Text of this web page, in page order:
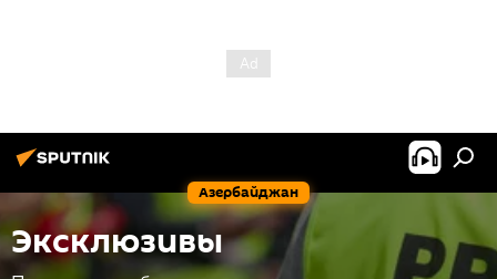
Азербайджан
Эксклюзивы